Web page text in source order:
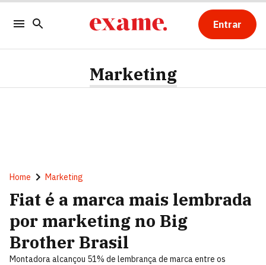
Entrar
Marketing
Home Marketing
Fiat é a marca mais lembrada
por marketing no Big
Brother Brasil
Montadora alcançou 51% de lembrança de marca entre os